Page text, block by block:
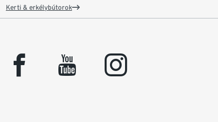
Kerti & erkélybútorok
facebook youtube instagram